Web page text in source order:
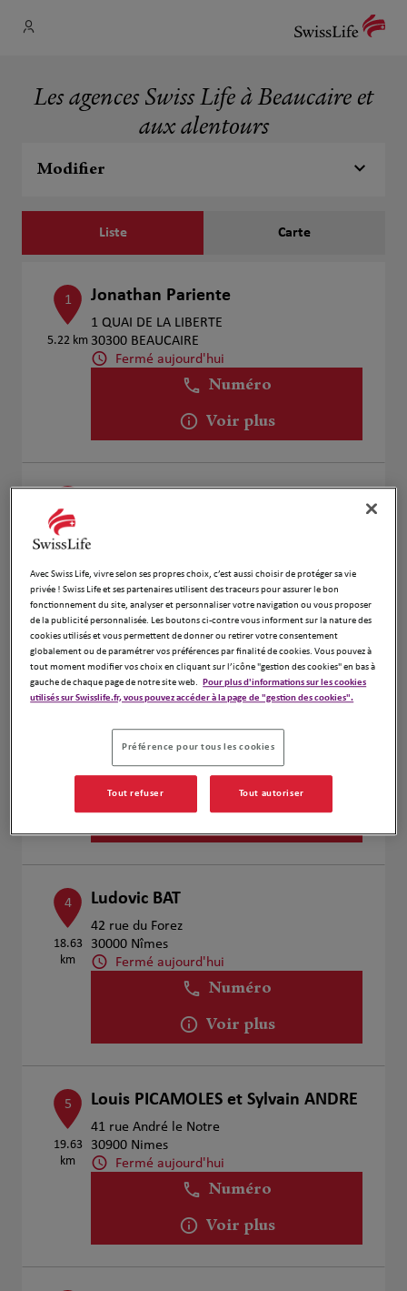
Les agences Swiss Life à Beaucaire et
aux alentours
Modifier
Liste Carte
1
5.22 km
Jonathan Pariente
1 QUAI DE LA LIBERTE
30300 BEAUCAIRE
Fermé aujourd'hui
Numéro
Voir plus
11.79
Numéro
Voir plus
3 NORNG Pao
13200 Arles
Numéro
4
18.63
km
Ludovic BAT
42 rue du Forez
30000 Nîmes
Fermé aujourd'hui
Numéro
Voir plus
5
19.63
km
Louis PICAMOLES et Sylvain ANDRE
41 rue André le Notre
30900 Nimes
Fermé aujourd'hui
Numéro
Voir plus
Avec Swiss Life, vivre selon ses propres choix, c’est aussi choisir de protéger sa vie
privée ! Swiss Life et ses partenaires utilisent des traceurs pour assurer le bon
fonctionnement du site, analyser et personnaliser votre navigation ou vous proposer
de la publicité personnalisée. Les boutons ci-contre vous informent sur la nature des
cookies utilisés et vous permettent de donner ou retirer votre consentement
globalement ou de paramétrer vos préférences par finalité de cookies. Vous pouvez à
tout moment modifier vos choix en cliquant sur l’icône "gestion des cookies" en bas à
gauche de chaque page de notre site web.
Pour plus d'informations sur les cookies
utilisés sur Swisslife.fr, vous pouvez accéder à la page de "gestion des cookies".
Préférence pour tous les cookies
Tout refuser Tout autoriser